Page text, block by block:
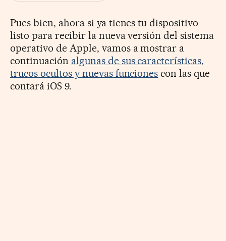
Pues bien, ahora si ya tienes tu dispositivo
listo para recibir la nueva versión del sistema
operativo de Apple, vamos a mostrar a
continuación algunas de sus características,
trucos ocultos y nuevas funciones con las que
contará iOS 9.